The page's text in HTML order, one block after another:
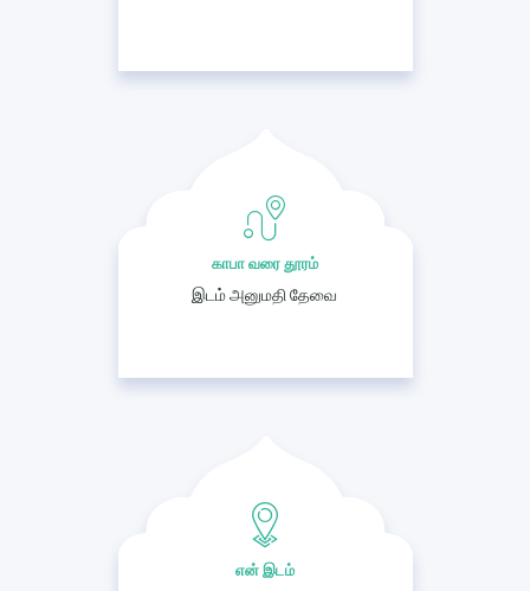
காபா வரை தூரம்
இடம் அனுமதி தேவை
என் இடம்